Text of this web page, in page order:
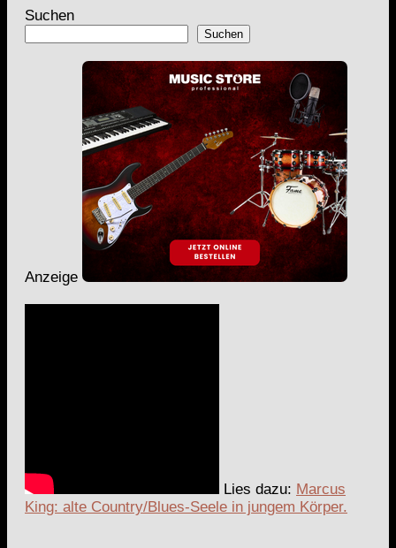
Suchen
Suchen
Anzeige
Lies dazu: Marcus
King: alte Country/Blues-Seele in jungem Körper.